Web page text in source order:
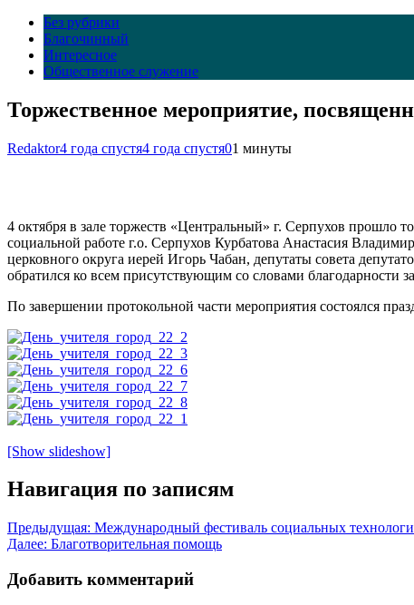
Без рубрики
Благочинный
Интересное
Общественное служение
Торжественное мероприятие,
Redaktor4 года спустя4 года спустя01 минуты
4 октября в зале торжеств «Центральный» г. Серпухов прошло
социальной работе г.о. Серпухов Курбатова Анастасия
церковного округа иерей Игорь Чабан, депутаты совета
обратился ко всем присутствующим со словами благодарности
По завершении протокольной части мероприятия состоялся
[Show slideshow]
Навигация по записям
Предыдущая: Международный фестиваль социальных
Далее: Благотворительная помощь
Добавить комментарий